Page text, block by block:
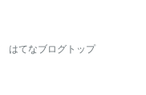
はてなブログトップ